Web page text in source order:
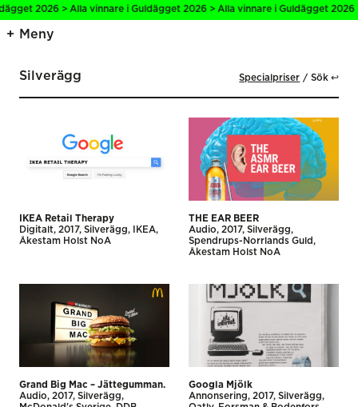
2026 > Alla vinnare i Guldägget 2026 > Alla vinnare i Guldägget 2026
Meny
Silverägg Specialpriser Sök ↩
IKEA Retail Therapy
Digitalt 2017 Silverägg
IKEA
Åkestam Holst NoA
THE EAR BEER
Audio
2017 Silverägg
Spendrups-Norrlands Guld
Åkestam Holst NoA
Grand Big Mac – Jättegumman.
Audio
2017 Silverägg
Googla Mjölk
Annonsering
2017 Silverägg